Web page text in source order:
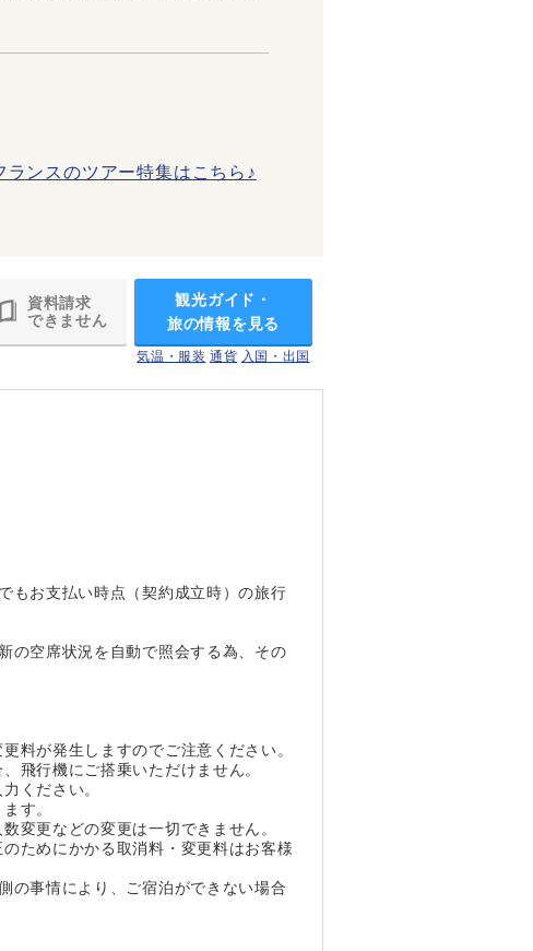
ンスのツアー特集はこちら♪
資料請求
できません
観光ガイド・
旅の情報を見る
気温・服装 通貨 入国・出国
もお支払い時点（契約成立時）の旅行
の空席状況を自動で照会する為、その
料が発生しますのでご注意ください。
飛行機にご搭乗いただけません。
ください。
す。
変更などの変更は一切できません。
ためにかかる取消料・変更料はお客様
の事情により、ご宿泊ができない場合